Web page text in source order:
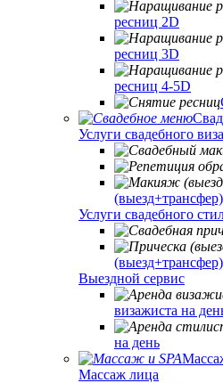
ресниц 2D
ресниц 3D
ресниц 4-5D
Услуги свадебного
(выезд+трансфер)
Услуги свадебного
(выезд+трансфер)
Выездной сервис
визажиста на
на день
Массаж лица